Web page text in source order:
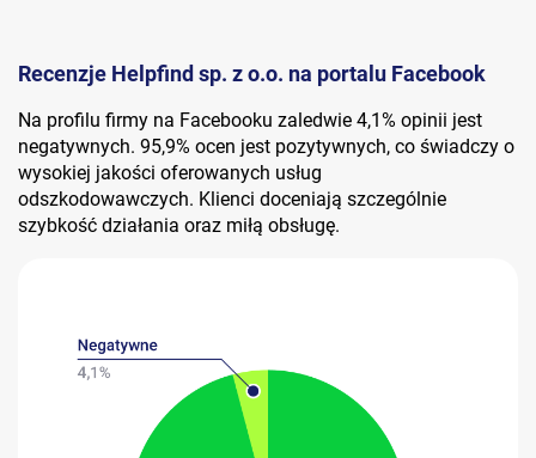
Recenzje Helpfind sp. z o.o. na portalu Facebook
Na profilu firmy na Facebooku zaledwie 4,1% opinii jest
negatywnych. 95,9% ocen jest pozytywnych, co świadczy o
wysokiej jakości oferowanych usług
odszkodowawczych. Klienci doceniają szczególnie
szybkość działania oraz miłą obsługę.